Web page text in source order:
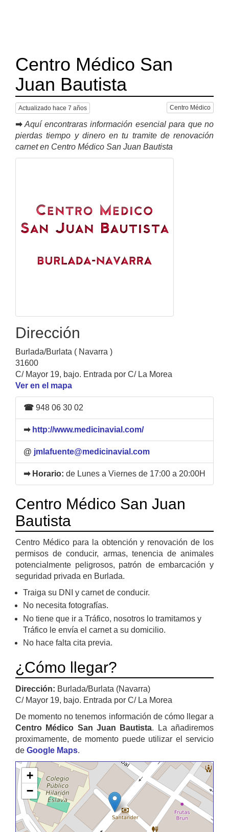
Centro Médico San
Juan Bautista
Actualizado hace 7 años Centro Médico
➡ Aquí encontraras información esencial para que no
pierdas tiempo y dinero en tu tramite de renovación
carnet en Centro Médico San Juan Bautista
Dirección
Burlada/Burlata ( Navarra )
31600
C/ Mayor 19, bajo. Entrada por C/ La Morea
Ver en el mapa
☎ 948 06 30 02
➡ http://www.medicinavial.com/
@ jmlafuente@medicinavial.com
➡ Horario: de Lunes a Viernes de 17:00 a 20:00H
Centro Médico San Juan
Bautista
Centro Médico para la obtención y renovación de los
permisos de conducir, armas, tenencia de animales
potencialmente peligrosos, patrón de embarcación y
seguridad privada en Burlada.
Traiga su DNI y carnet de conducir.
No necesita fotografías.
No tiene que ir a Tráfico, nosotros lo tramitamos y
Tráfico le envía el carnet a su domicilio.
No hace falta cita previa.
¿Cómo llegar?
Dirección: Burlada/Burlata (Navarra)
C/ Mayor 19, bajo. Entrada por C/ La Morea
De momento no tenemos información de cómo llegar a
Centro Médico San Juan Bautista. La añadiremos
proximamente, de momento puede utilizar el servicio
de Google Maps.
+
−